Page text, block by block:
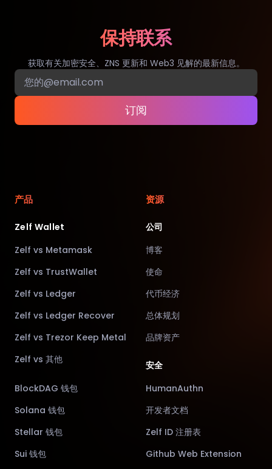
保持联系
获取有关加密安全、ZNS 更新和 Web3 见解的最新信息。
订阅
产品
Zelf Wallet
Zelf vs Metamask
Zelf vs TrustWallet
Zelf vs Ledger
Zelf vs Ledger Recover
Zelf vs Trezor Keep Metal
Zelf vs 其他
BlockDAG 钱包
Solana 钱包
Stellar 钱包
Sui 钱包
资源
公司
博客
使命
代币经济
总体规划
品牌资产
安全
HumanAuthn
开发者文档
Zelf ID 注册表
Github Web Extension